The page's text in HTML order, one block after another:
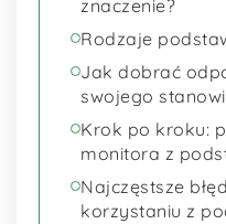
znaczenie?
Rodzaje
Jak dobrać
swojego
Krok po kroku:
monitora z
Najczęstsze
korzystaniu z